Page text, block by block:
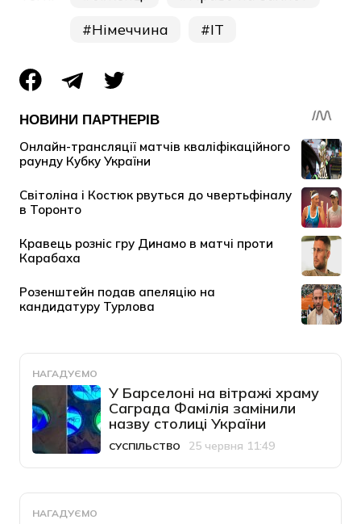
Німеччина
IT
НАГАДУЄМО
У Барселоні на вітражі храму
Саграда Фамілія замінили
назву столиці України
Категорія
СУСПІЛЬСТВО
Дата публікації25 червня 11:49
НАГАДУЄМО